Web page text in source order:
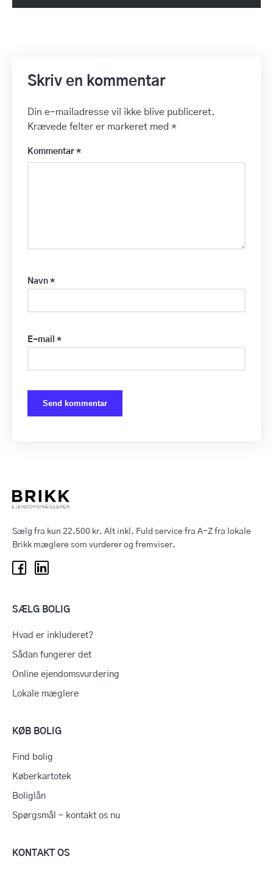
Skriv en kommentar
Din e-mailadresse vil ikke blive publiceret.
Krævede felter er markeret med *
Kommentar *
Navn *
E-mail *
Sælg fra kun 22.500 kr. Alt inkl. Fuld service fra A-Z fra lokale
Brikk mæglere som vurderer og fremviser.
SÆLG BOLIG
Hvad er inkluderet?
Sådan fungerer det
Online ejendomsvurdering
Lokale mæglere
KØB BOLIG
Find bolig
Køberkartotek
Boliglån
Spørgsmål – kontakt os nu
KONTAKT OS